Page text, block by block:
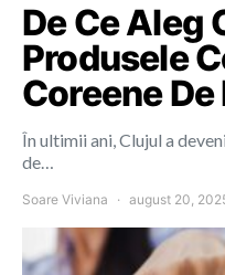
De Ce Aleg
Produsele
Coreene De
În ultimii ani, Clujul a
de…
Soare Viviana august 20,